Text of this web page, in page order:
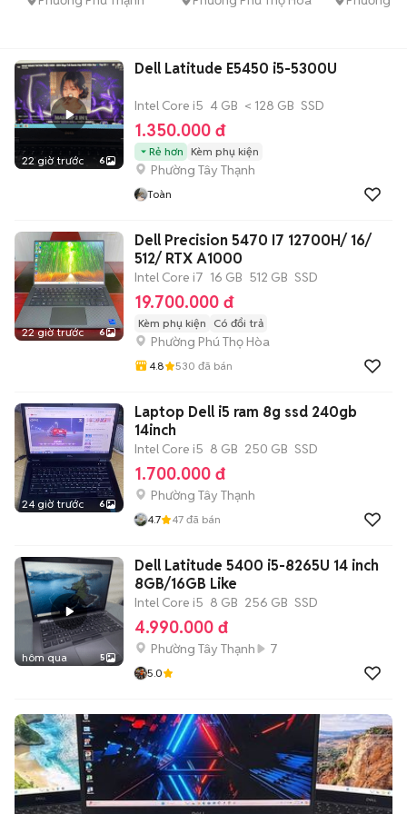
22 giờ trước 6
Dell Latitude E5450 i5-5300U
Intel Core i5 4 GB < 128 GB SSD
1.350.000 đ
Rẻ hơn Kèm phụ kiện
Phường Tây Thạnh
Toàn
22 giờ trước 6
Dell Precision 5470 I7 12700H/ 16/
512/ RTX A1000
Intel Core i7 16 GB 512 GB SSD
19.700.000 đ
Kèm phụ kiện Có đổi trả
Phường Phú Thọ Hòa
4.8 530 đã bán
24 giờ trước 6
Laptop Dell i5 ram 8g ssd 240gb
14inch
Intel Core i5 8 GB 250 GB SSD
1.700.000 đ
Phường Tây Thạnh
4.7 47 đã bán
hôm qua 5
Dell Latitude 5400 i5-8265U 14 inch
8GB/16GB Like
Intel Core i5 8 GB 256 GB SSD
4.990.000 đ
Phường Tây Thạnh 7
5.0